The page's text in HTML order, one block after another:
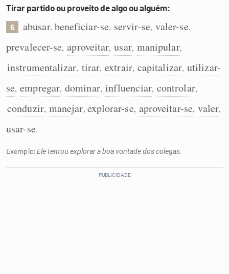
Tirar partido ou proveito de algo ou alguém:
6 abusar, beneficiar-se, servir-se, valer-se,
prevalecer-se, aproveitar, usar, manipular,
instrumentalizar, tirar, extrair, capitalizar, utilizar-
se, empregar, dominar, influenciar, controlar,
conduzir, manejar, explorar-se, aproveitar-se, valer,
usar-se.
Exemplo:Ele tentou explorar a boa vontade dos colegas.